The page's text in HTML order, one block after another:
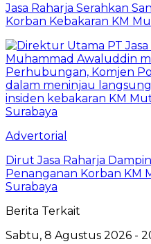
Jasa Raharja Serahkan
Korban Kebakaran KM
Advertorial
Dirut Jasa Raharja
Penanganan Korban KM
Surabaya
Berita Terkait
Sabtu, 8 Agustus 2026 -